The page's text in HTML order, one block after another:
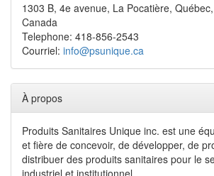
1303 B, 4e avenue, La Pocatière,
Canada
Telephone: 418-856-2543
Courriel: info@psunique.ca
À propos
Produits Sanitaires Unique inc. est une
et fière de concevoir, de développer, de
distribuer des produits sanitaires pour le
industriel et institutionnel.